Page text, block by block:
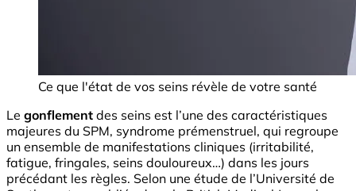
Ce que l'état de vos seins révèle de votre santé
Le gonflement des seins est l’une des caractéristiques
majeures du SPM, syndrome prémenstruel, qui regroupe
un ensemble de manifestations cliniques (irritabilité,
fatigue, fringales, seins douloureux…) dans les jours
précédant les règles. Selon une étude de l’Université de